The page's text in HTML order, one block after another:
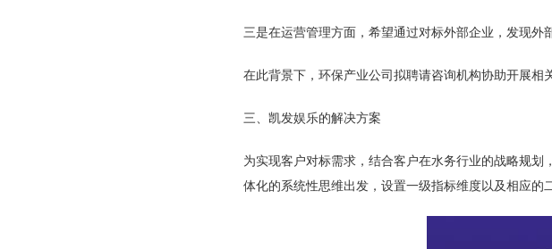
三是在运营管理方面，希望通过对标外部企业，发现外
在此背景下，环保产业公司拟聘请咨询机构协助开展相
三、凯发娱乐的解决方案
为实现客户对标需求，结合客户在水务行业的战略规
体化的系统性思维出发，设置一级指标维度以及相应的